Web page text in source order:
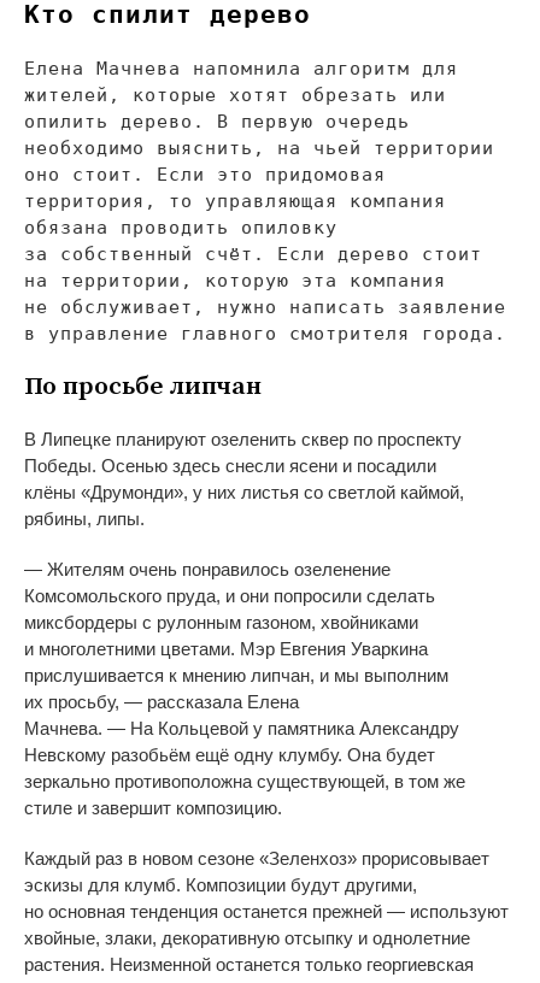
Кто спилит дерево
Елена Мачнева напомнила алгоритм для
жителей, которые хотят обрезать или
опилить дерево. В
первую очередь
необходимо выяснить, на
чьей территории
оно стоит. Если это придомовая
территория, то
управляющая компания
обязана проводить опиловку
за
собственный счёт. Если дерево стоит
на
территории, которую эта компания
не
обслуживает, нужно написать заявление
в
управление главного смотрителя города.
По просьбе липчан
В Липецке планируют озеленить сквер по проспекту
Победы. Осенью здесь снесли ясени и посадили
клёны «Друмонди», у них листья со светлой каймой,
рябины, липы.
— Жителям очень понравилось озеленение
Комсомольского пруда, и они попросили сделать
миксбордеры с рулонным газоном, хвойниками
и многолетними цветами. Мэр Евгения Уваркина
прислушивается к мнению липчан, и мы выполним
их просьбу, —рассказала Елена
Мачнева. — На Кольцевой у памятника Александру
Невскому разобьём ещё одну клумбу. Она будет
зеркально противоположна существующей, в том же
стиле и завершит композицию.
Каждый раз в новом сезоне «Зеленхоз»прорисовывает
эскизы для клумб. Композиции будут другими,
но основная тенденция останется прежней —используют
хвойные, злаки, декоративную отсыпку и однолетние
растения. Неизменной останется только георгиевская